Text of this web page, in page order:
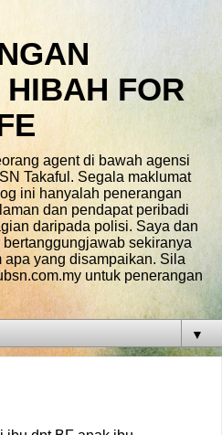
FOR
agent di bawah agensi
Takaful. Segala maklumat
ini hanyalah penerangan
dan pendapat peribadi
daripada polisi. Saya dan
sekiranya
yang disampaikan. Sila
untuk penerangan
▼